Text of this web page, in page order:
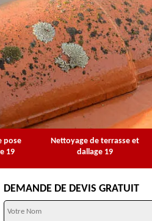
pose
19
Nettoyage de terrasse et
dallage 19
DEMANDE DE DEVIS GRATUIT